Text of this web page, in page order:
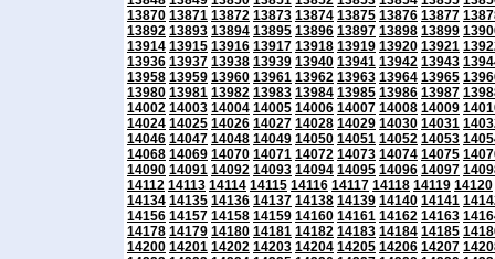
13870 13871 13872 13873 13874 13875 13876 13877
13892 13893 13894 13895 13896 13897 13898 13899
13914 13915 13916 13917 13918 13919 13920 13921
13936 13937 13938 13939 13940 13941 13942 13943
13958 13959 13960 13961 13962 13963 13964 13965
13980 13981 13982 13983 13984 13985 13986 13987
14002 14003 14004 14005 14006 14007 14008 14009
14024 14025 14026 14027 14028 14029 14030 14031
14046 14047 14048 14049 14050 14051 14052 14053
14068 14069 14070 14071 14072 14073 14074 14075
14090 14091 14092 14093 14094 14095 14096 14097
14112 14113 14114 14115 14116 14117 14118 14119 14120
14134 14135 14136 14137 14138 14139 14140 14141
14156 14157 14158 14159 14160 14161 14162 14163
14178 14179 14180 14181 14182 14183 14184 14185
14200 14201 14202 14203 14204 14205 14206 14207